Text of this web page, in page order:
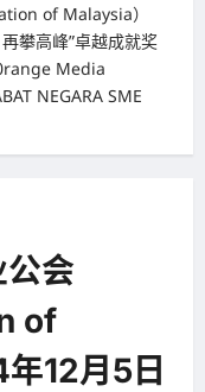
of Malaysia）
攀高峰”卓越成就奖
Media
NEGARA SME
会
of
12月5日